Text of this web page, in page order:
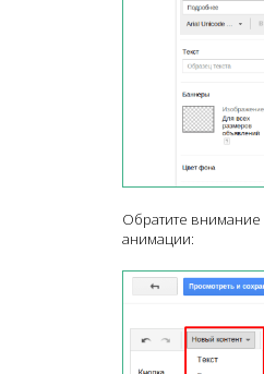
Обратите внимание
анимации: